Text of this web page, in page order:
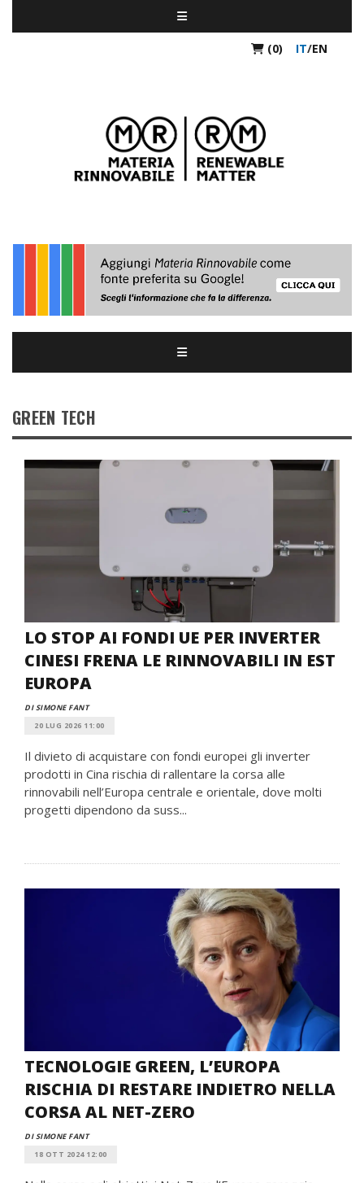
(0) IT/EN
GREEN TECH
LO STOP AI FONDI UE PER INVERTER
CINESI FRENA LE RINNOVABILI IN EST
EUROPA
DI SIMONE FANT
20 LUG 2026 11:00
Il divieto di acquistare con fondi europei gli inverter
prodotti in Cina rischia di rallentare la corsa alle
rinnovabili nell’Europa centrale e orientale, dove molti
progetti dipendono da suss...
TECNOLOGIE GREEN, L’EUROPA
RISCHIA DI RESTARE INDIETRO NELLA
CORSA AL NET-ZERO
DI SIMONE FANT
18 OTT 2024 12:00